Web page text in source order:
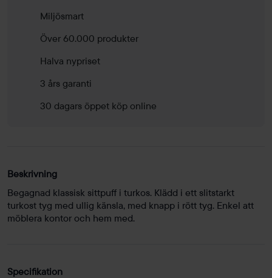
Miljösmart
Över 60.000 produkter
Halva nypriset
3 års garanti
30 dagars öppet köp online
Beskrivning
Begagnad klassisk sittpuff i turkos. Klädd i ett slitstarkt
turkost tyg med ullig känsla, med knapp i rött tyg. Enkel att
möblera kontor och hem med.
Specifikation